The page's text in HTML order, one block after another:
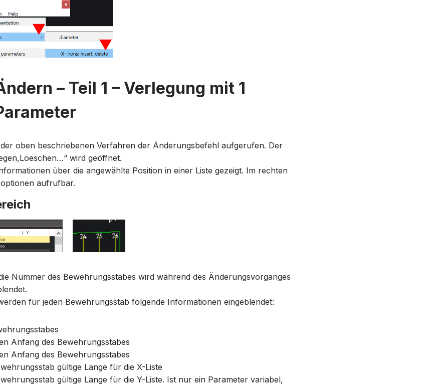
– Teil 1 – Verlegung mit 1
oben beschriebenen Verfahren der Änderungsbefehl aufgerufen. Der
wird geöffnet.
über die angewählte Position in einer Liste gezeigt. Im rechten
aufrufbar.
Nummer des Bewehrungsstabes wird während des Änderungsvorganges
für jeden Bewehrungsstab folgende Informationen eingeblendet:
Anfang des Bewehrungsstabes
Anfang des Bewehrungsstabes
gültige Länge für die X-Liste
gültige Länge für die Y-Liste. Ist nur ein Parameter variabel,